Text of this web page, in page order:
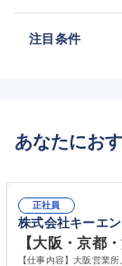
注目条件
あなたにお
正社員
株式会社キーエ
【大阪・京都
【仕事内容】大阪営業